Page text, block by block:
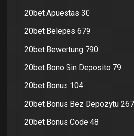
20bet Apuestas 30
20bet Belepes 679
20bet Bewertung 790
20bet Bono Sin Deposito 79
20bet Bonus 104
20bet Bonus Bez Depozytu 267
20bet Bonus Code 48